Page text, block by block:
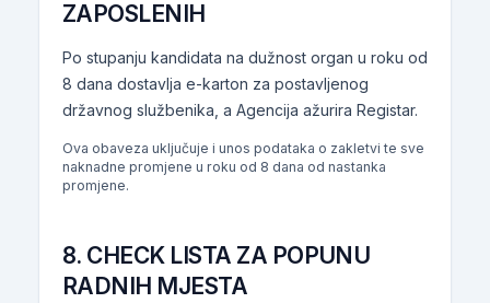
ZAPOSLENIH
Po stupanju kandidata na dužnost organ u roku od
8 dana dostavlja e-karton za postavljenog
državnog službenika, a Agencija ažurira Registar.
Ova obaveza uključuje i unos podataka o zakletvi te sve
naknadne promjene u roku od 8 dana od nastanka
promjene.
8. CHECK LISTA ZA POPUNU
RADNIH MJESTA